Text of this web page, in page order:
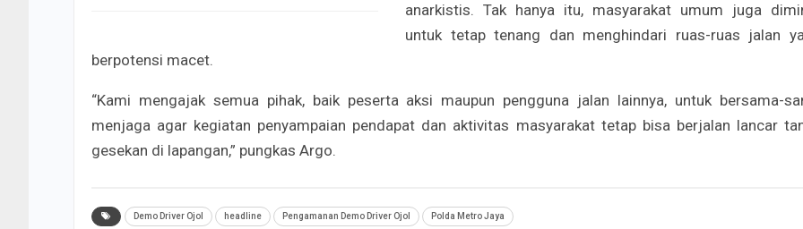
anarkistis. Tak hanya itu, masyarakat umum juga
untuk tetap tenang dan menghindari ruas-ruas jalan
berpotensi macet.
“Kami mengajak semua pihak, baik peserta aksi maupun pengguna jalan lainnya, untuk bersama-
menjaga agar kegiatan penyampaian pendapat dan aktivitas masyarakat tetap bisa berjalan lancar
gesekan di lapangan,” pungkas Argo.
Demo Driver Ojol headline Pengamanan Demo Driver Ojol Polda Metro Jaya